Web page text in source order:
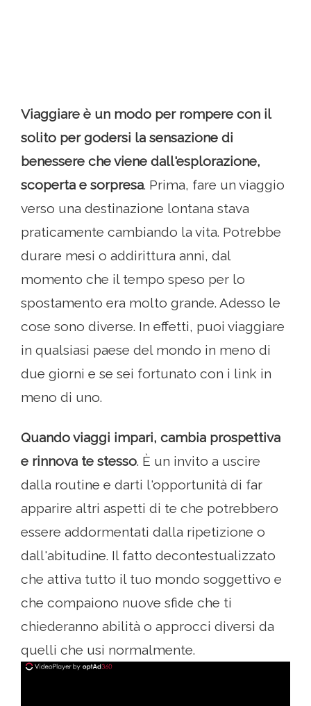
Viaggiare è un modo per rompere con il
solito per godersi la sensazione di
benessere che viene dall'esplorazione,
scoperta e sorpresa. Prima, fare un viaggio
verso una destinazione lontana stava
praticamente cambiando la vita. Potrebbe
durare mesi o addirittura anni, dal
momento che il tempo speso per lo
spostamento era molto grande. Adesso le
cose sono diverse. In effetti, puoi viaggiare
in qualsiasi paese del mondo in meno di
due giorni e se sei fortunato con i link in
meno di uno.
Quando viaggi impari, cambia prospettiva
e rinnova te stesso. È un invito a uscire
dalla routine e darti l'opportunità di far
apparire altri aspetti di te che potrebbero
essere addormentati dalla ripetizione o
dall'abitudine. Il fatto decontestualizzato
che attiva tutto il tuo mondo soggettivo e
che compaiono nuove sfide che ti
chiederanno abilità o approcci diversi da
quelli che usi normalmente.